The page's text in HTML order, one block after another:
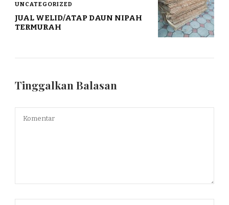
UNCATEGORIZED
JUAL WELID/ATAP DAUN NIPAH
TERMURAH
Tinggalkan Balasan